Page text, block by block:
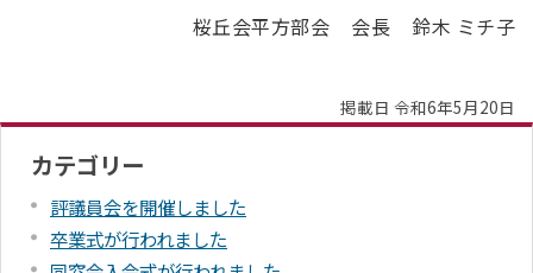
桜丘会平方部会 会長 鈴木 ミチ子
掲載日 令和6年5月20日
カテゴリー
評議員会を開催しました
卒業式が行われました